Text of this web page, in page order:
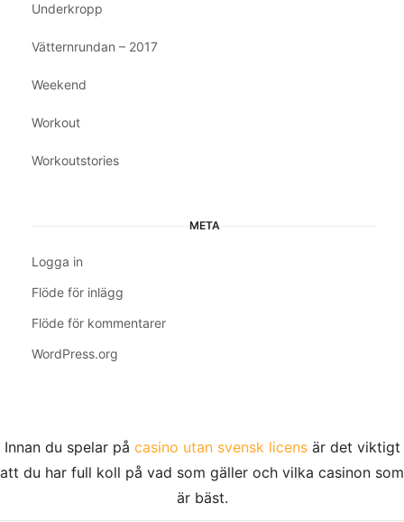
Underkropp
Vätternrundan – 2017
Weekend
Workout
Workoutstories
META
Logga in
Flöde för inlägg
Flöde för kommentarer
WordPress.org
Innan du spelar på casino utan svensk licensär det viktigt
att du har full koll på vad som gäller och vilka casinon som
är bäst.